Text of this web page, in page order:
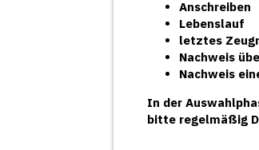
Anschreiben
Lebenslauf
letztes
Nachweis
Nachweis
In der
bitte regelmäßig